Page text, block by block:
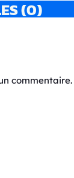
(0)
commentaire.